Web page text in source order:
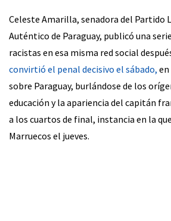
Celeste Amarilla, senadora del Partido
Auténtico de Paraguay, publicó una
racistas en esa misma red social
convirtió el penal decisivo el sábado,
sobre Paraguay, burlándose de los
educación y la apariencia del capitán
a los cuartos de final, instancia en la
Marruecos el jueves.